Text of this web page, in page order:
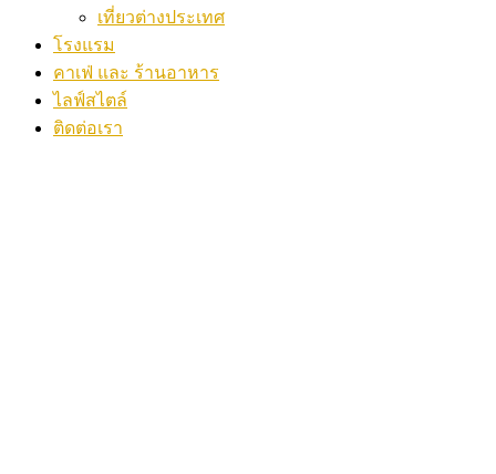
เที่ยวต่างประเทศ
โรงแรม
คาเฟ่ และ ร้านอาหาร
ไลฟ์สไตล์
ติดต่อเรา